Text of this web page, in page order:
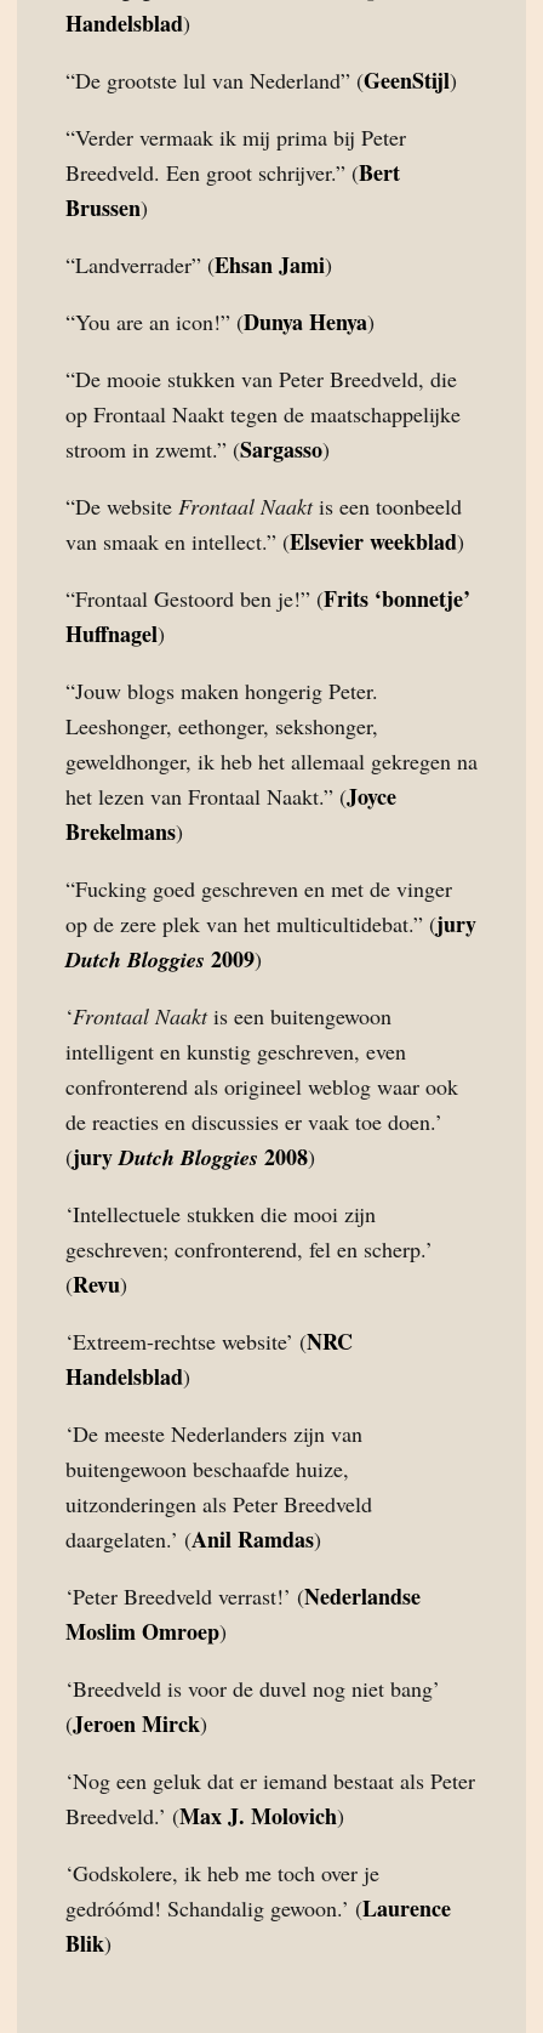
Handelsblad)
“De grootste lul van Nederland” (GeenStijl)
“Verder vermaak ik mij prima bij Peter
Breedveld. Een groot schrijver.” (Bert
Brussen)
“Landverrader” (Ehsan Jami)
“You are an icon!” (Dunya Henya)
“De mooie stukken van Peter Breedveld, die
op Frontaal Naakt tegen de maatschappelijke
stroom in zwemt.” (Sargasso)
“De website Frontaal Naaktis een toonbeeld
van smaak en intellect.” (Elsevier weekblad)
“Frontaal Gestoord ben je!” (Frits ‘bonnetje’
Huffnagel)
“Jouw blogs maken hongerig Peter.
Leeshonger, eethonger, sekshonger,
geweldhonger, ik heb het allemaal gekregen na
het lezen van Frontaal Naakt.” (Joyce
Brekelmans)
“Fucking goed geschreven en met de vinger
op de zere plek van het multicultidebat.” (jury
Dutch Bloggies 2009)
‘Frontaal Naaktis een buitengewoon
intelligent en kunstig geschreven, even
confronterend als origineel weblog waar ook
de reacties en discussies er vaak toe doen.’
(juryDutch Bloggies 2008)
‘Intellectuele stukken die mooi zijn
geschreven; confronterend, fel en scherp.’
(Revu)
‘Extreem-rechtse website’ (NRC
Handelsblad)
‘De meeste Nederlanders zijn van
buitengewoon beschaafde huize,
uitzonderingen als Peter Breedveld
daargelaten.’ (Anil Ramdas)
‘Peter Breedveld verrast!’ (Nederlandse
Moslim Omroep)
‘Breedveld is voor de duvel nog niet bang’
(Jeroen Mirck)
‘Nog een geluk dat er iemand bestaat als Peter
Breedveld.’ (Max J. Molovich)
‘Godskolere, ik heb me toch over je
gedróómd! Schandalig gewoon.’ (Laurence
Blik)